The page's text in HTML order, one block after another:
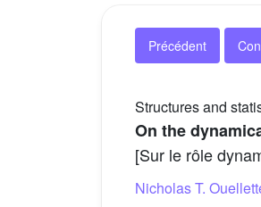
Précédent
Structures and
On the
[Sur le rôle
Nicholas T.